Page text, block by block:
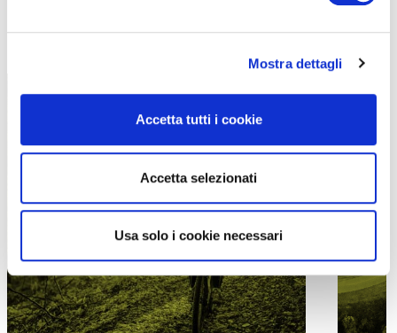
Mostra dettagli
Accetta tutti i cookie
Accetta selezionati
Usa solo i cookie necessari
TUTTE LE CATEGORIE DEL MAGAZINE
PROPOSTE